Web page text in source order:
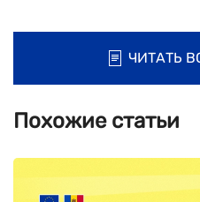
ЧИТАТЬ
Похожие статьи